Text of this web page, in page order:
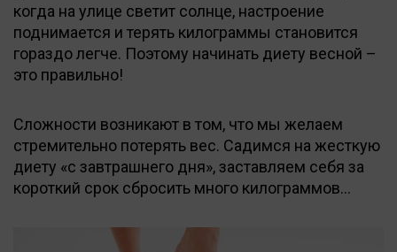
когда на улице светит солнце, настроение
поднимается и терять килограммы становится
гораздо легче. Поэтому начинать диету весной –
это правильно!
Сложности возникают в том, что мы желаем
стремительно потерять вес. Садимся на жесткую
диету «с завтрашнего дня», заставляем себя за
короткий срок сбросить много килограммов...